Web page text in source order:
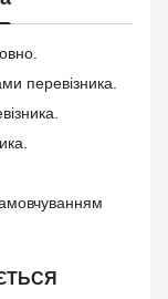
перевізника.